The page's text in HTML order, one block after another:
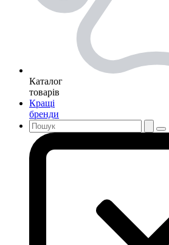
Каталог
товарів
Кращі
бренди